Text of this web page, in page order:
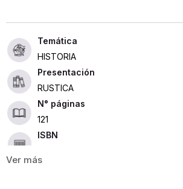
HISTORIA
Presentación
RUSTICA
121
ISBN
Editorial